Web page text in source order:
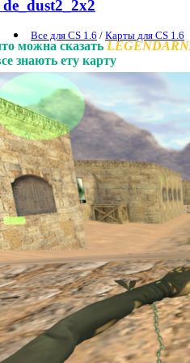
de_dust2_2x2
Все для CS 1.6 / Карты для CS 1.6
можна сказать
знають ету карту